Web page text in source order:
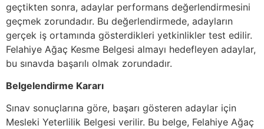
geçtikten sonra, adaylar performans değerlendirmesini
geçmek zorundadır. Bu değerlendirmede, adayların
gerçek iş ortamında gösterdikleri yetkinlikler test edilir.
Felahiye Ağaç Kesme Belgesi almayı hedefleyen adaylar,
bu sınavda başarılı olmak zorundadır.
Belgelendirme Kararı
Sınav sonuçlarına göre, başarı gösteren adaylar için
Mesleki Yeterlilik Belgesi verilir. Bu belge, Felahiye Ağaç